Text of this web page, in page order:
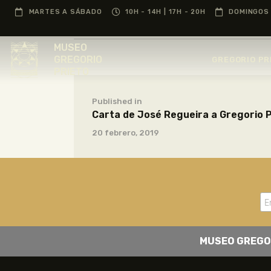
MARTES A SÁBADO 10H - 14H | 17H - 20H
MUSEO
Published in
Carta de José Regueira a Gregorio
20 febrero, 2019
MUSEO